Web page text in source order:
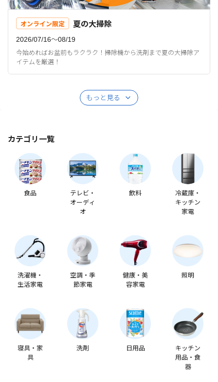
オンライン限定 夏の大掃除
2026/07/16〜08/19
今始めればお盆前もラクラク！掃除機から洗剤まで夏の大掃除ア
イテムを厳選！
もっと見る
カテゴリ一覧
食品
テレビ・
オーディ
オ
飲料
冷蔵庫・
キッチン
家電
洗濯機・
生活家電
空調・季
節家電
健康・美
容家電
照明
寝具・家
具
洗剤 日用品
キッチン
用品・食
器